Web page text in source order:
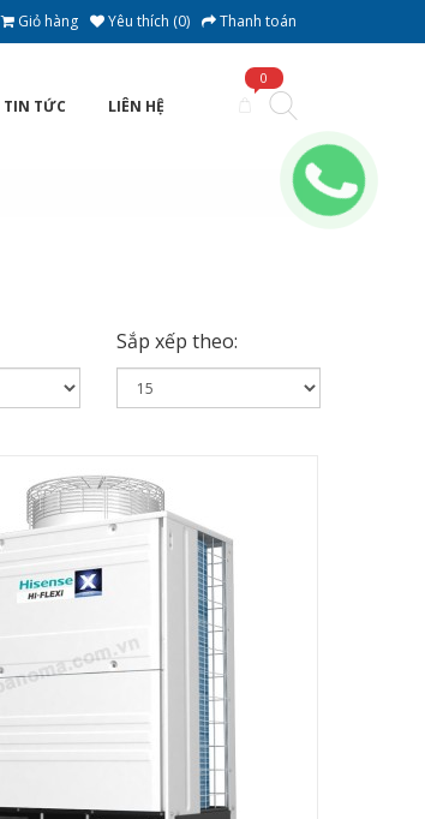
Giỏ hàng Yêu thích (0) Thanh toán
0
TIN TỨC LIÊN HỆ
Sắp xếp theo: